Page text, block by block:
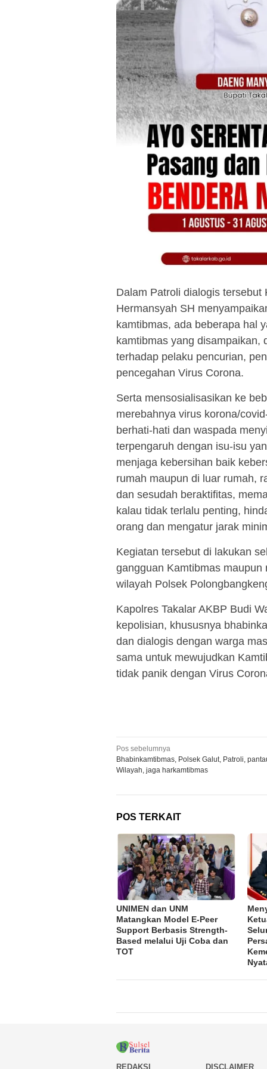
Dalam Patroli dialogis tersebut
Hermansyah SH
kamtibmas, ada beberapa hal
kamtibmas yang disampaikan,
terhadap pelaku pencurian,
pencegahan Virus Corona.
Serta mensosialisasikan ke
merebahnya virus korona/
berhati-hati dan waspada
terpengaruh dengan isu-isu
menjaga kebersihan baik
rumah maupun di luar rumah,
dan sesudah beraktifitas,
kalau tidak terlalu penting,
orang dan mengatur jarak
Kegiatan tersebut di lakukan
gangguan Kamtibmas
wilayah Polsek
Kapolres Takalar AKBP Budi
kepolisian, khususnya
dan dialogis dengan warga
sama untuk mewujudkan
tidak panik dengan Virus
Navigasi
pos
Pos sebelumnya
Bhabinkamtibmas, Polsek Galut, Patroli,
Wilayah, jaga harkamtibmas
POS TERKAIT
UNIMEN dan UNM
Matangkan Model E-Peer
Support Berbasis Strength-
Based melalui Uji Coba dan
TOT
REDAKSI DISCLAIMER